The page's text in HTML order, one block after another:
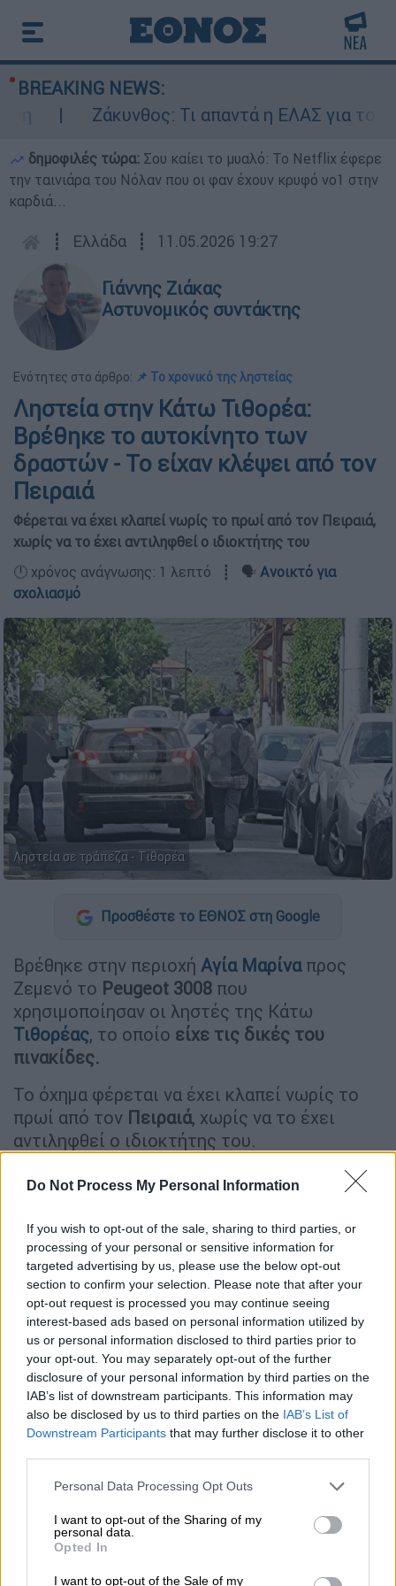
Do Not Process My Personal Information
If you wish to opt-out of the sale, sharing to third parties, or
processing of your personal or sensitive information for
targeted advertising by us, please use the below opt-out
section to confirm your selection. Please note that after your
opt-out request is processed you may continue seeing
interest-based ads based on personal information utilized by
us or personal information disclosed to third parties prior to
your opt-out. You may separately opt-out of the further
disclosure of your personal information by third parties on the
IAB’s list of downstream participants. This information may
also be disclosed by us to third parties on the IAB’s List of
Downstream Participants that may further disclose it to other
Please note that this website/app uses one or more Google
not limited to your visit or usage behaviour. You may click to
grant or deny consent to Google and its third-party tags to
use your data for below specified purposes in below Google
consent section.
Personal Data Processing Opt Outs
I want to opt-out of the Sharing of my
personal data.
Opted In
I want to opt-out of the Sale of my
BREAKING NEWS:
Ζάκυνθος: Τι απαντά η ΕΛΑΣ για τους 8
δημοφιλές τώρα: Σου καίει το μυαλό: Το Netflix έφερε
την ταινιάρα του Νόλαν που οι φαν έχουν κρυφό νο1 στην
καρδιά...
┋ Ελλάδα ┋ 11.05.2026 19:27
Γιάννης Ζιάκας
Αστυνομικός συντάκτης
Ενότητες στο άρθρο: 📌 Το χρονικό της ληστείας
Ληστεία στην Κάτω Τιθορέα:
Βρέθηκε το αυτοκίνητο των
δραστών - Το είχαν κλέψει από τον
Πειραιά
Φέρεται να έχει κλαπεί νωρίς το πρωί από τον Πειραιά,
χωρίς να το έχει αντιληφθεί ο ιδιοκτήτης του
🕛 χρόνος ανάγνωσης: 1 λεπτό ┋ 🗣️ Ανοικτό για
σχολιασμό
Ληστεία σε τράπεζα - Τιθορέα
Προσθέστε το ΕΘΝΟΣ στη Google
Βρέθηκε στην περιοχή Αγία Μαρίνα προς
Ζεμενό το Peugeot 3008 που
χρησιμοποίησαν οι ληστές της Κάτω
Τιθορέας, το οποίο είχε τις δικές του
πινακίδες.
Το όχημα φέρεται να έχει κλαπεί νωρίς το
πρωί από τον Πειραιά, χωρίς να το έχει
αντιληφθεί ο ιδιοκτήτης του.
ΔΙΑΒΑΣΤΕ ΕΠΙΣΗΣ
Ελλάδα|11.05.2026 17:42
Ελεύθερος υπό όρους μετά την
απολογία του ο διευθυντής της
«Βιολάντα» - Οργή συγγενών
Το χρονικό της ληστείας
Οι δράστες φαίνεται πως γνώριζαν ακριβώς
όταν δύο από τουςδράστεςεισέβαλαν στο
υποκατάστημα φορώντας περούκες, καπέλα
και μάσκες.Τρεις υπάλληλοι